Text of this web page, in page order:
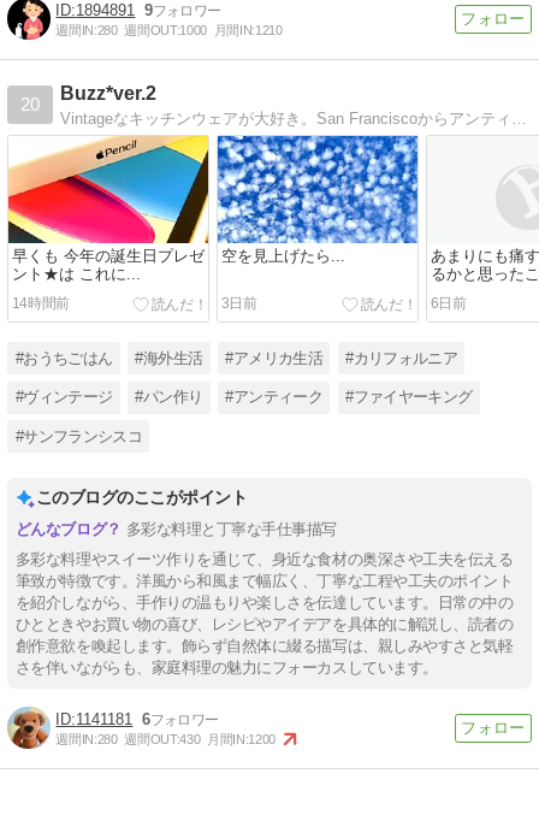
1894891 9
週間IN:280 週間OUT:1000 月間IN:1210
20
Buzz*ver.2
Vintageなキッチンウェアが大好き。San Franciscoからアンティーキングレポートをお届けしています
早くも 今年の誕生日プレゼ
ント★は これに...
14時間前
空を見上げたら...
3日前
あまりにも痛
るかと思った
6日前
#おうちごはん #海外生活 #アメリカ生活 #カリフォルニア
#ヴィンテージ #パン作り #アンティーク #ファイヤーキング
#サンフランシスコ
このブログのここがポイント
多彩な料理と丁寧な手仕事描写
多彩な料理やスイーツ作りを通じて、身近な食材の奥深さや工夫を伝える
筆致が特徴です。洋風から和風まで幅広く、丁寧な工程や工夫のポイント
を紹介しながら、手作りの温もりや楽しさを伝達しています。日常の中の
ひとときやお買い物の喜び、レシピやアイデアを具体的に解説し、読者の
創作意欲を喚起します。飾らず自然体に綴る描写は、親しみやすさと気軽
さを伴いながらも、家庭料理の魅力にフォーカスしています。
1141181 6
週間IN:280 週間OUT:430 月間IN:1200